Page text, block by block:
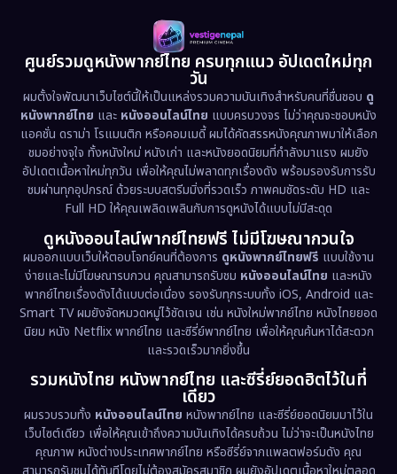
Disaster (13)
Disney+ (5)
Documentary สารคดี (94)
Drama ดราม่า (1,513)
Dystopian (17)
Emotional (61)
Epic มหากาพย์ (227)
Erotic (36)
Family ครอบครัว (375)
Fantasy จินตนาการ (338)
Fiction (9)
1983
1978
1974
1962
ศูนย์รวมดูหนังพากย์ไทย ครบทุกแนว อัปเดตใหม่ทุก
วัน
ผมตั้งใจพัฒนาเว็บไซต์นี้ให้เป็นแหล่งรวมความบันเทิงสำหรับคนที่ชื่นชอบ ดู
หนังพากย์ไทย และ หนังออนไลน์ไทย แบบครบวงจร ไม่ว่าคุณจะชอบหนัง
แอคชั่น ดราม่า โรแมนติก หรือคอมเมดี้ ผมได้คัดสรรหนังคุณภาพมาให้เลือก
ชมอย่างจุใจ ทั้งหนังใหม่ หนังเก่า และหนังยอดนิยมที่กำลังมาแรง ผมยัง
อัปเดตเนื้อหาใหม่ทุกวัน เพื่อให้คุณไม่พลาดทุกเรื่องดัง พร้อมรองรับการรับ
ชมผ่านทุกอุปกรณ์ ด้วยระบบสตรีมมิ่งที่รวดเร็ว ภาพคมชัดระดับ HD และ
Full HD ให้คุณเพลิดเพลินกับการดูหนังได้แบบไม่มีสะดุด
ดูหนังออนไลน์พากย์ไทยฟรี ไม่มีโฆษณากวนใจ
ผมออกแบบเว็บให้ตอบโจทย์คนที่ต้องการ ดูหนังพากย์ไทยฟรี แบบใช้งาน
ง่ายและไม่มีโฆษณารบกวน คุณสามารถรับชม หนังออนไลน์ไทย และหนัง
พากย์ไทยเรื่องดังได้แบบต่อเนื่อง รองรับทุกระบบทั้ง iOS, Android และ
Smart TV ผมยังจัดหมวดหมู่ไว้ชัดเจน เช่น หนังใหม่พากย์ไทย หนังไทยยอด
นิยม หนัง Netflix พากย์ไทย และซีรี่ย์พากย์ไทย เพื่อให้คุณค้นหาได้สะดวก
และรวดเร็วมากยิ่งขึ้น
รวมหนังไทย หนังพากย์ไทย และซีรี่ย์ยอดฮิตไว้ในที่
เดียว
ผมรวบรวมทั้ง หนังออนไลน์ไทย หนังพากย์ไทย และซีรี่ย์ยอดนิยมมาไว้ใน
เว็บไซต์เดียว เพื่อให้คุณเข้าถึงความบันเทิงได้ครบถ้วน ไม่ว่าจะเป็นหนังไทย
คุณภาพ หนังต่างประเทศพากย์ไทย หรือซีรี่ย์จากแพลตฟอร์มดัง คุณ